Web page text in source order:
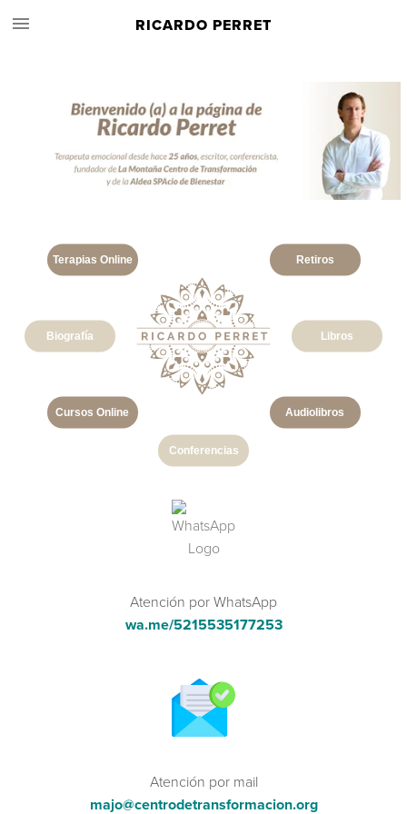
RICARDO PERRET
Retiros
Libros
Audiolibros
Conferencias
Cursos Online
Biografía
Terapias Online
Atención por WhatsApp
wa.me/5215535177253
Atención por mail
majo@centrodetransformacion.org